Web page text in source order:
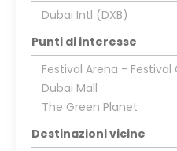
Dubai Intl (DXB)
Punti di interesse
Festival Arena - Festival
Dubai Mall
The Green Planet
Destinazioni vicine